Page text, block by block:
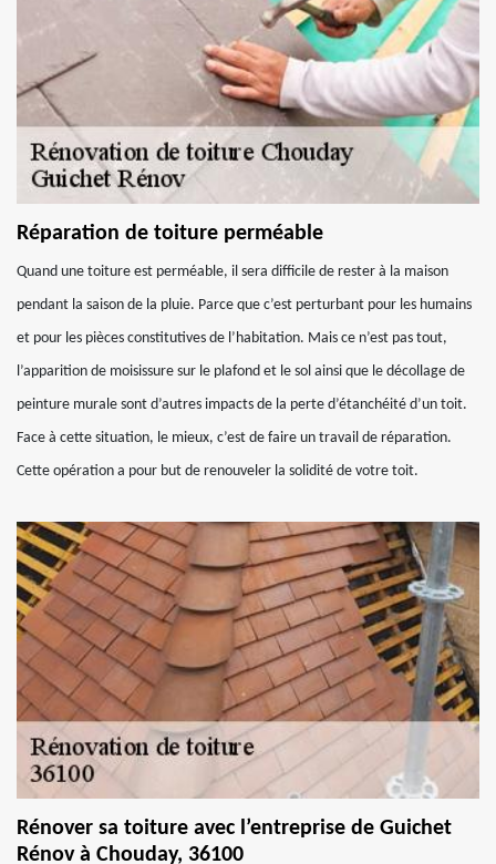
Réparation de toiture perméable
Quand une toiture est perméable, il sera difficile de rester à la maison
pendant la saison de la pluie. Parce que c’est perturbant pour les humains
et pour les pièces constitutives de l’habitation. Mais ce n’est pas tout,
l’apparition de moisissure sur le plafond et le sol ainsi que le décollage de
peinture murale sont d’autres impacts de la perte d’étanchéité d’un toit.
Face à cette situation, le mieux, c’est de faire un travail de réparation.
Cette opération a pour but de renouveler la solidité de votre toit.
Rénover sa toiture avec l’entreprise de Guichet
Rénov à Chouday, 36100